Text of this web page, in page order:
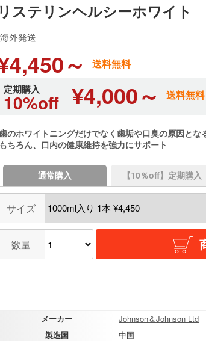
リステリンヘルシーホワイト
海外発送
～ 送料無料
定期購入
10%off ¥4,000～ 送料無料
のホワイトニングだけでなく歯垢や口臭の原因と
もちろん、口内の健康維持を強力にサポート
通常購入 【10％off】定期購入
サイズ
数量
メーカー
Johnson＆Johnson Ltd
製造国
中国